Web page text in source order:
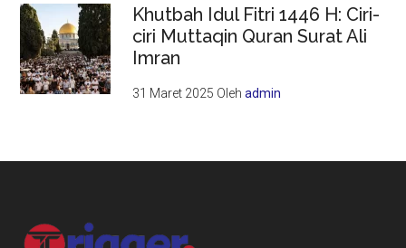
Khutbah Idul Fitri 1446 H: Ciri-
ciri Muttaqin Quran Surat Ali
Imran
31 Maret 2025 Olehadmin
Footer